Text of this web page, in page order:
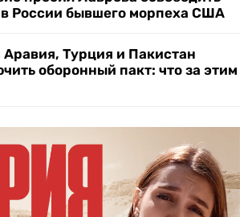
России бывшего морпеха США
Аравия, Турция и Пакистан
оборонный пакт: что за этим